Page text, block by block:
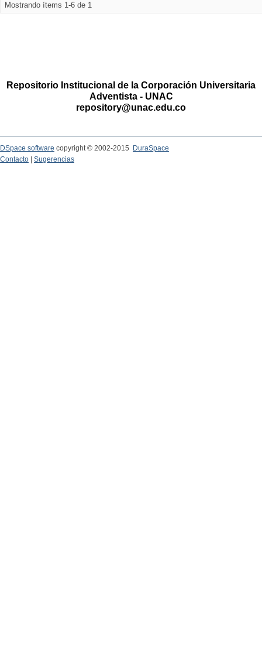
Mostrando ítems 1-6 de 1
Repositorio Institucional de la Corporación Universitaria
Adventista - UNAC
repository@unac.edu.co
DSpace software copyright © 2002-2015
DuraSpace
Contacto
Sugerencias